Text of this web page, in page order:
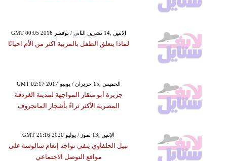
GMT 00:05 2016 الإثنين ,14 تشرين الثاني / نوفمبر
لماذا يتعلق الطفل بالمربية اكثر من الأم احيانًا
GMT 02:17 2017 الخميس ,15 حزيران / يونيو
جزيرة أبو منقار المواجهة لمدينة الغردقة
المصرية الأكثر ثراءً بأشجار المانجروف
GMT 21:16 2020 الإثنين ,13 تموز / يوليو
نبيل الحلفاوي ينفي تواجد إنعام سالوسة على
مواقع التوصل الاجتماعي